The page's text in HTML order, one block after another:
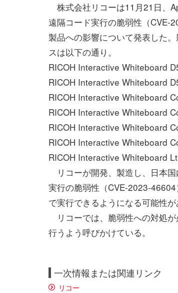
株式会社リコーは11月21日、
遠隔コード実行の脆弱性（CVE-
製品への影響について発表した
スは以下の通り。
RICOH Interactive Whiteboard
RICOH Interactive Whiteboard
RICOH Interactive Whiteboard
RICOH Interactive Whiteboard
RICOH Interactive Whiteboard
RICOH Interactive Whiteboard
RICOH Interactive Whiteboard Lt
リコーが開発、製造し、日本
実行の脆弱性（CVE-2023-
で実行できるようになる可能性が
リコーでは、脆弱性への対処
行うよう呼びかけている。
一次情報または関連リンク
リコー